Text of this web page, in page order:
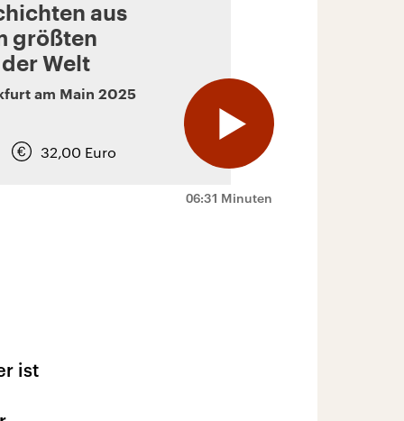
06:31 Minuten
aus
größten
Welt
am Main 2025
32,00 Euro
ist